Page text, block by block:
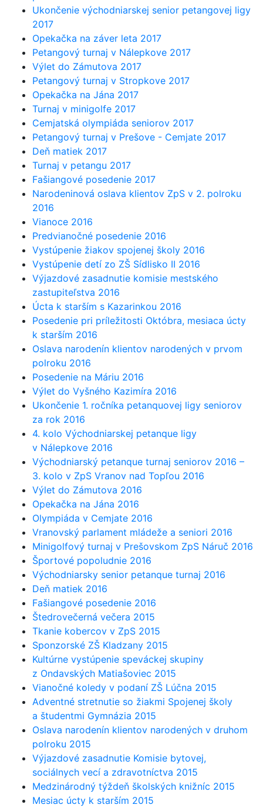
Ukončenie východniarskej senior petangovej ligy
2017
Opekačka na záver leta 2017
Petangový turnaj v Nálepkove 2017
Výlet do Zámutova 2017
Petangový turnaj v Stropkove 2017
Opekačka na Jána 2017
Turnaj v minigolfe 2017
Cemjatská olympiáda seniorov 2017
Petangový turnaj v Prešove - Cemjate 2017
Deň matiek 2017
Turnaj v petangu 2017
Fašiangové posedenie 2017
Narodeninová oslava klientov ZpS v 2. polroku
2016
Vianoce 2016
Predvianočné posedenie 2016
Vystúpenie žiakov spojenej školy 2016
Vystúpenie detí zo ZŠ Sídlisko II 2016
Výjazdové zasadnutie komisie mestského
zastupiteľstva 2016
Úcta k starším s Kazarinkou 2016
Posedenie pri príležitosti Októbra, mesiaca úcty
k starším 2016
Oslava narodenín klientov narodených v prvom
polroku 2016
Posedenie na Máriu 2016
Výlet do Vyšného Kazimíra 2016
Ukončenie 1. ročníka petanquovej ligy seniorov
za rok 2016
4. kolo Východniarskej petanque ligy
v Nálepkove 2016
Východniarský petanque turnaj seniorov 2016 –
3. kolo v ZpS Vranov nad Topľou 2016
Výlet do Zámutova 2016
Opekačka na Jána 2016
Olympiáda v Cemjate 2016
Vranovský parlament mládeže a seniori 2016
Minigolfový turnaj v Prešovskom ZpS Náruč 2016
Športové popoludnie 2016
Východniarsky senior petanque turnaj 2016
Deň matiek 2016
Fašiangové posedenie 2016
Štedrovečerná večera 2015
Tkanie kobercov v ZpS 2015
Sponzorské ZŠ Kladzany 2015
Kultúrne vystúpenie speváckej skupiny
z Ondavských Matiašoviec 2015
Vianočné koledy v podaní ZŠ Lúčna 2015
Adventné stretnutie so žiakmi Spojenej školy
a študentmi Gymnázia 2015
Oslava narodenín klientov narodených v druhom
polroku 2015
Výjazdové zasadnutie Komisie bytovej,
sociálnych vecí a zdravotníctva 2015
Medzinárodný týždeň školských knižníc 2015
Mesiac úcty k starším 2015